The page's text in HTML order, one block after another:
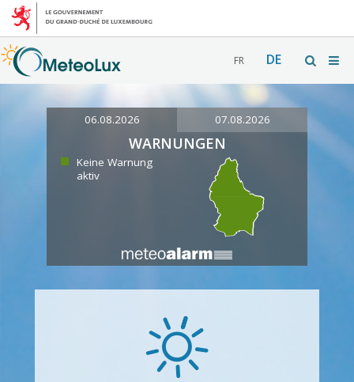
FR DE
06.08.2026 07.08.2026
WARNUNGEN
Keine Warnung
aktiv